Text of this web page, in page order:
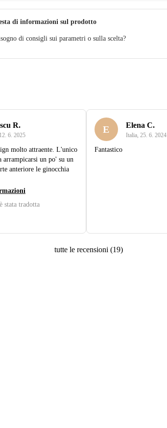
di informazioni sul prodotto
di consigli sui parametri o sulla scelta?
R.
12. 6. 2025
molto attraente. L'unico
arrampicarsi un po' su un
anteriore le ginocchia
stata tradotta
E Elena C.
Italia, 25. 6. 2024
Fantastico
tutte le recensioni (19)